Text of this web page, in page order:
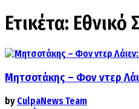
Ετικέτα: Εθνικό
Μητσοτάκης – Φον ντερ
by CulpaNews Team